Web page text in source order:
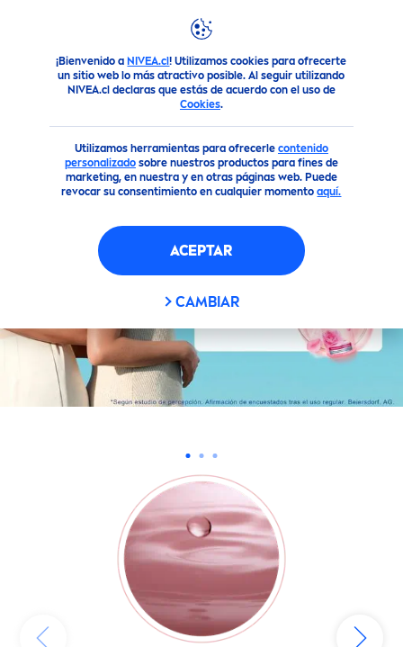
¡Bienvenido a NIVEA.cl! Utilizamos cookies para ofrecerte
un sitio web lo más atractivo posible. Al seguir utilizando
NIVEA.cl declaras que estás de acuerdo con el uso de
Cookies.
Utilizamos herramientas para ofrecerle contenido
personalizadosobre nuestros productos para fines de
marketing, en nuestra y en otras páginas web. Puede
revocar su consentimiento en cualquier momentoaquí.
ACEPTAR
CAMBIAR
Destacados Línea completa de NIVEARoseCare